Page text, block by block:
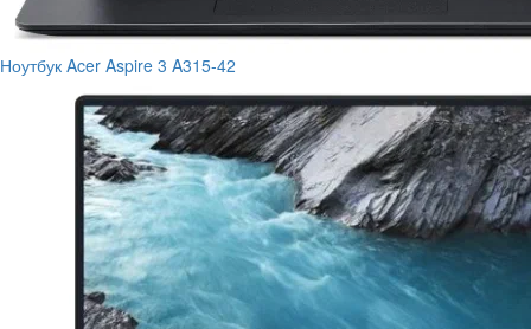
Ноутбук Acer Aspire 3 A315-42